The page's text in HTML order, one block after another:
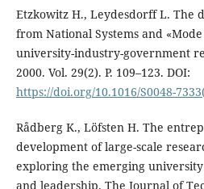
Etzkowitz H., Leydesdorff L. The
from National Systems and
university-industry-government
2000. Vol. 29(2). P. 109–123. DOI:
https://doi.org/10.1016/S0048-
Rådberg K., Löfsten H. The
development of large-scale
exploring the emerging
and leadership. The Journal of